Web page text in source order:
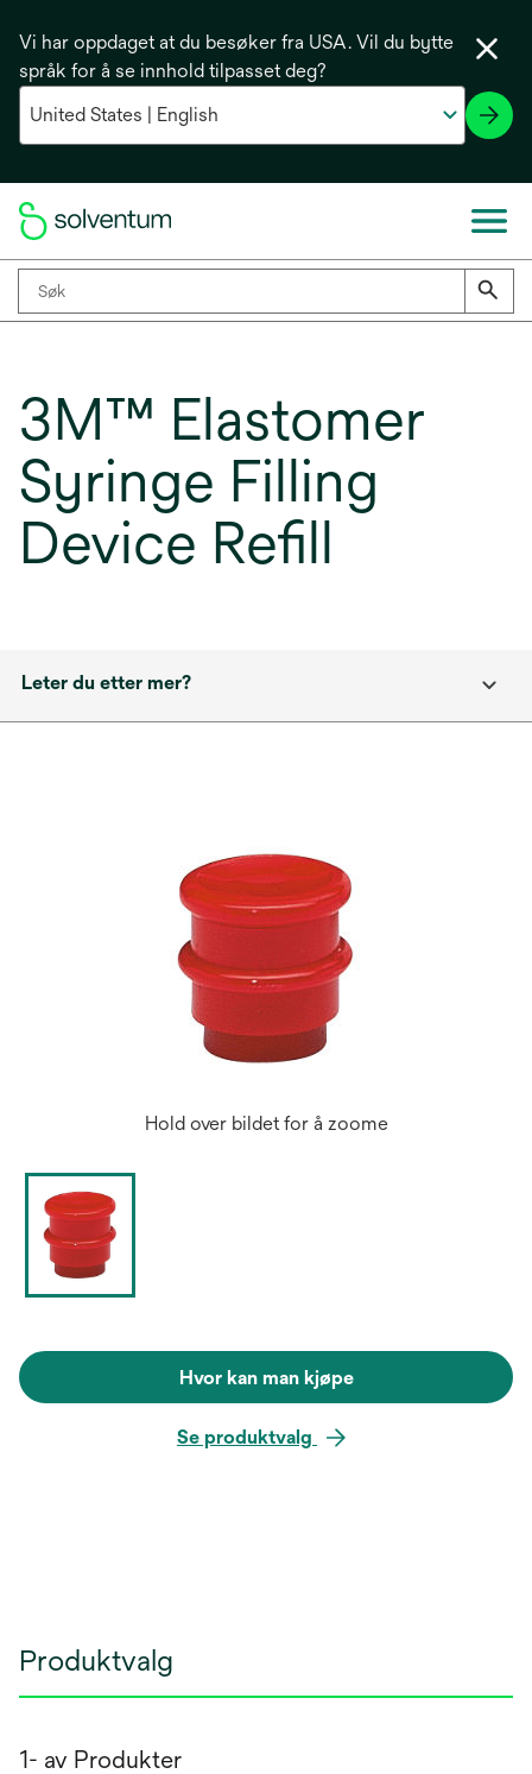
Vi har oppdaget at du besøker fra USA. Vil du bytte
språk for å se innhold tilpasset deg?
3M™ Elastomer
Syringe Filling
Device Refill
Leter du etter mer?
Hold over bildet for å zoome
Hvor kan man kjøpe
Se produktvalg
Produktvalg
1- av Produkter